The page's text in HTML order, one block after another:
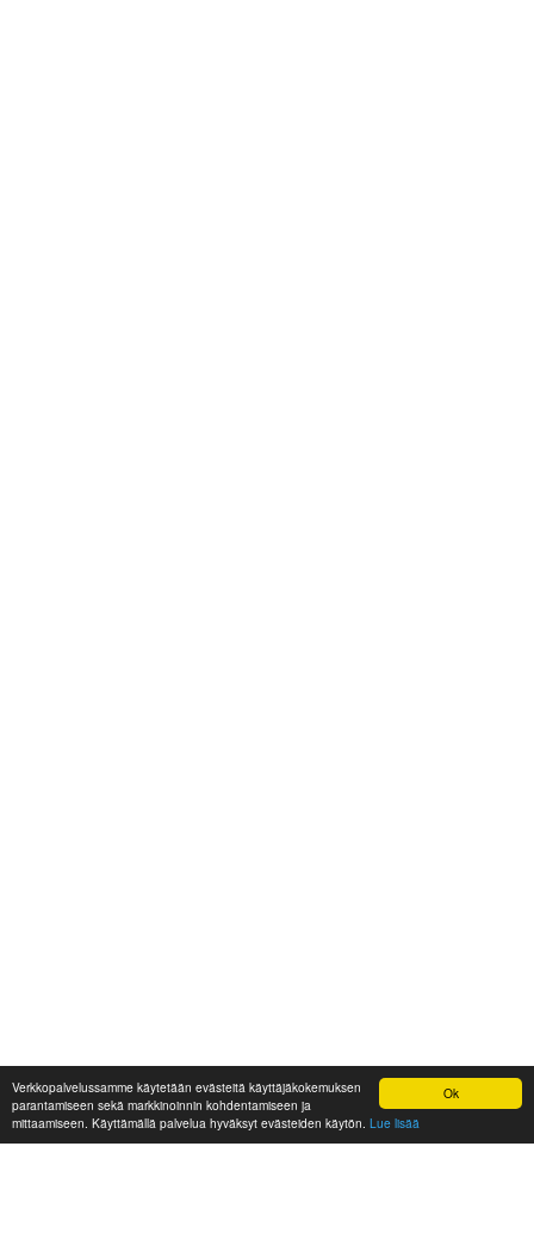
Ok
Verkkopalvelussamme käytetään evästeitä käyttäjäkokemuksen
parantamiseen sekä markkinoinnin kohdentamiseen ja
mittaamiseen. Käyttämällä palvelua hyväksyt evästeiden käytön. Lue lisää